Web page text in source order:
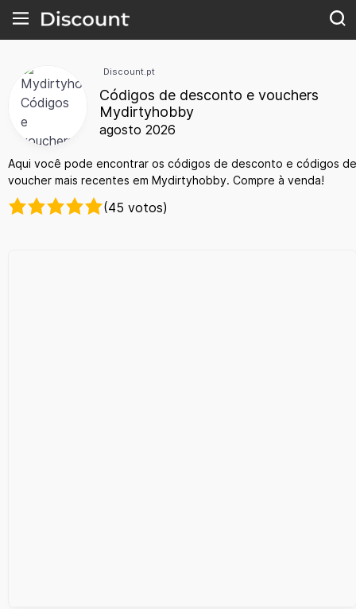
Discount.pt
Códigos de desconto e vouchers
Mydirtyhobby
agosto 2026
Aqui você pode encontrar os códigos de desconto e códigos de
voucher mais recentes em Mydirtyhobby. Compre à venda!
(45 votos)